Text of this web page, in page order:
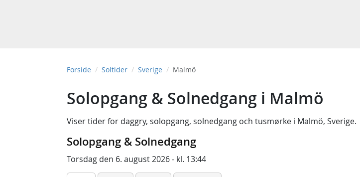
Forside Soltider Sverige Malmö
Solopgang & Solnedgang i Malmö
Viser tider for daggry, solopgang, solnedgang och tusmørke i Malmö, Sverige.
Solopgang & Solnedgang
Torsdag den 6. august 2026 - kl. 13:44